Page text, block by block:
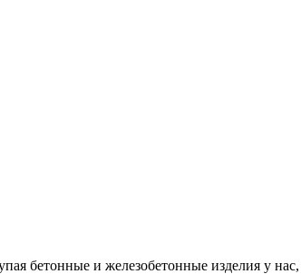
бетонные и железобетонные изделия у